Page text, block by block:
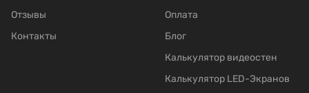
Отзывы
Контакты
Оплата
Блог
Калькулятор видеостен
Калькулятор LED-Экранов